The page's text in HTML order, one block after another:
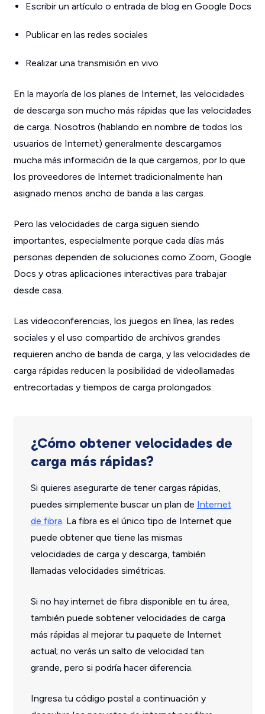
Escribir un artículo o entrada de blog en Google Docs
Publicar en las redes sociales
Realizar una transmisión en vivo
En la mayoría de los planes de Internet, las velocidades
de descarga son mucho más rápidas que las velocidades
de carga. Nosotros (hablando en nombre de todos los
usuarios de Internet) generalmente descargamos
mucha más información de la que cargamos, por lo que
los proveedores de Internet tradicionalmente han
asignado menos ancho de banda a las cargas.
Pero las velocidades de carga siguen siendo
importantes, especialmente porque cada días más
personas dependen de soluciones como Zoom, Google
Docs y otras aplicaciones interactivas para trabajar
desde casa.
Las videoconferencias, los juegos en línea, las redes
sociales y el uso compartido de archivos grandes
requieren ancho de banda de carga, y las velocidades de
carga rápidas reducen la posibilidad de videollamadas
entrecortadas y tiempos de carga prolongados.
¿Cómo obtener velocidades de
carga más rápidas?
Si quieres asegurarte de tener cargas rápidas,
puedes simplemente buscar un plan de Internet
de fibra. La fibra es el único tipo de Internet que
puede obtener que tiene las mismas
velocidades de carga y descarga, también
llamadas velocidades simétricas.
Si no hay internet de fibra disponible en tu área,
también puede sobtener velocidades de carga
más rápidas al mejorar tu paquete de Internet
actual; no verás un salto de velocidad tan
grande, pero si podría hacer diferencia.
Ingresa tu código postal a continuación y